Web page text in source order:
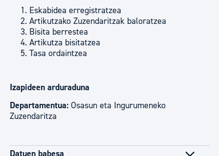
Eskabidea erregistratzea
Artikutzako Zuzendaritzak baloratzea
Bisita berrestea
Artikutza bisitatzea
Tasa ordaintzea
Izapideen arduraduna
Departamentua: Osasun eta Ingurumeneko
Zuzendaritza
Datuen babesa